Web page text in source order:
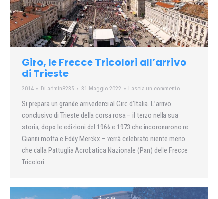
Giro, le Frecce Tricolori all’arrivo
di Trieste
2014 Di admin8235 31 Maggio 2022 Lascia un commento
Si prepara un grande arrivederci al Giro d’Italia. L’arrivo
conclusivo di Trieste della corsa rosa – il terzo nella sua
storia, dopo le edizioni del 1966 e 1973 che incoronarono re
Gianni motta e Eddy Merckx – verrà celebrato niente meno
che dalla Pattuglia Acrobatica Nazionale (Pan) delle Frecce
Tricolori.